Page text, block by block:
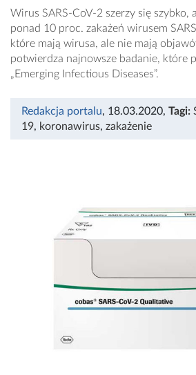
Wirus SARS-CoV-2 szerzy się szybko,
ponad 10 proc. zakażeń wirusem
które mają wirusa, ale nie mają
potwierdza najnowsze badanie, które
„Emerging Infectious Diseases”.
Redakcja portalu, 18.03.2020, Tagi:
19, koronawirus, zakażenie